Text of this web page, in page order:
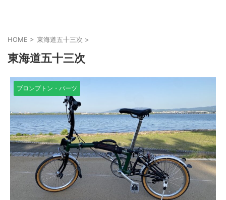
HOME > 東海道五十三次 >
東海道五十三次
ブロンプトン・パーツ